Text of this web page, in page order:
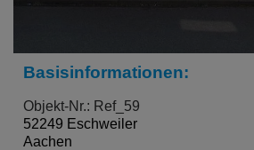
Basisinformationen:
Objekt-Nr.: Ref_59
52249 Eschweiler
Aachen